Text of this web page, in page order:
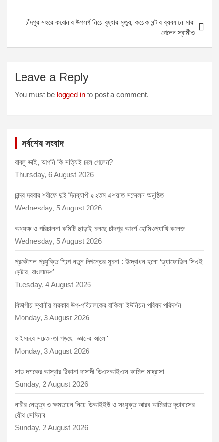
o
k
g
e
p
p
r
চাঁদপুর শহরে করোনার উপসর্গ নিয়ে বৃদ্ধার মৃত্যু, কয়েক ঘন্টার ব্যবধানে মারা
গেলেন স্বামীও
Leave a Reply
You must be logged in to post a comment.
সর্বশেষ সংবাদ
বাবলু ভাই, আপনি কি সত্যিই চলে গেলেন?
Thursday, 6 August 2026
চান্দ্র দরবার শরীফে দুই দিনব্যাপী ৫২তম এশয়াত সম্মেলন অনুষ্ঠিত
Wednesday, 5 August 2026
অধ্যক্ষ ও পরিচালনা কমিটি ছাড়াই চলছে চাঁদপুর আদর্শ হোমিওপ্যাথি কলেজ
Wednesday, 5 August 2026
প্রকৌশল প্রযুক্তি শিল্পে নতুন দিগন্তের সূচনা : উদ্বোধন হলো ‘ড্যাফোডিল সিএই
সেন্টার, বাংলাদেশ’
Tuesday, 4 August 2026
বিভাগীয় স্থানীয় সরকার উপ-পরিচালকের বাকিলা ইউনিয়ন পরিষদ পরিদর্শন
Monday, 3 August 2026
হাইমচরে সচেতনতা গড়ছে ‘জ্ঞানের আলো’
Monday, 3 August 2026
সাত দশকের আস্থার ঠিকানা দাসাদী ডিএসআইএস কামিল মাদ্রাসা
Sunday, 2 August 2026
নারীর নেতৃত্ব ও ক্ষমতায়ন নিয়ে ডিআইইউ ও সংযুক্ত আরব আমিরাত দূতাবাসের
যৌথ সেমিনার
Sunday, 2 August 2026